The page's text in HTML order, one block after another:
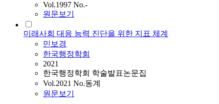
Vol.1997 No.-
원문보기
미래사회 대응 능력 진단을 위한 지표 체계
민보경
한국행정학회
2021
한국행정학회 학술발표논문집
Vol.2021 No.동계
원문보기